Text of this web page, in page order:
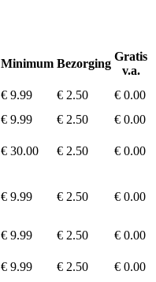
Minimum Bezorging
Gratis
v.a.
€ 9.99 € 2.50
€ 0.00
€ 9.99 € 2.50 € 0.00
€ 30.00 € 2.50 € 0.00
€ 9.99 € 2.50 € 0.00
€ 9.99 € 2.50 € 0.00
€ 9.99 € 2.50 € 0.00